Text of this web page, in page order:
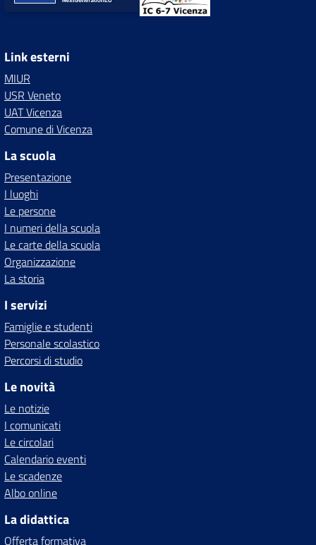
Link esterni
MIUR
USR Veneto
UAT Vicenza
Comune di Vicenza
La scuola
Presentazione
I luoghi
Le persone
I numeri della scuola
Le carte della scuola
Organizzazione
La storia
I servizi
Famiglie e studenti
Personale scolastico
Percorsi di studio
Le novità
Le notizie
I comunicati
Le circolari
Calendario eventi
Le scadenze
Albo online
La didattica
Offerta formativa